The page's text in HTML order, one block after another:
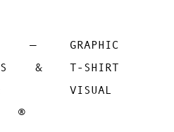
— GRAPHIC
& T-SHIRT
VISUAL
®